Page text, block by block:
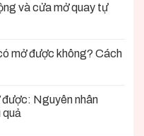
và cửa mở quay tự
mở được không? Cách
Nguyên nhân
quả